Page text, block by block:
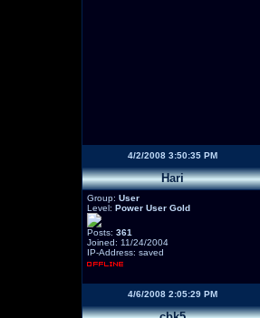
4/2/2008 3:50:35 PM
Hari
Group: User
Level: Power User Gold
Posts: 361
Joined: 11/24/2004
IP-Address: saved
4/6/2008 2:05:29 PM